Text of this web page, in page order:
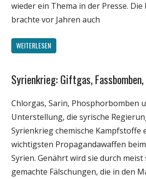
wieder ein Thema in der Presse. Die
brachte vor Jahren auch
WEITERLESEN
Gesellschaft
Politik
Wissenschaft
Syrienkrieg: Giftgas,
Chlorgas, Sarin, Phosphorbomben
Unterstellung, die syrische
Syrienkrieg chemische Kampfstoffe
wichtigsten Propagandawaffen
Syrien. Genährt wird sie durch meist
gemachte Fälschungen, die in den